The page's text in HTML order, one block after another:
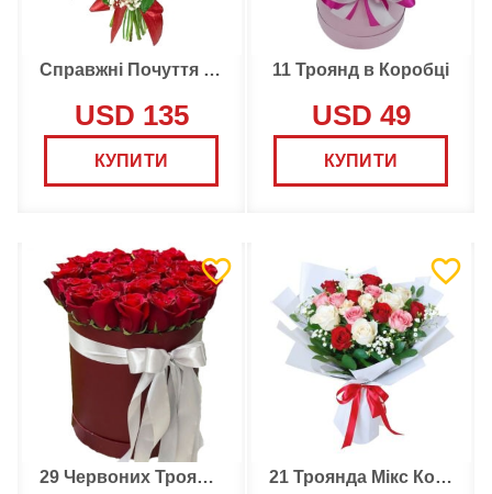
Справжні Почуття Букет
USD 135
КУПИТИ
11 Троянд в Коробці
USD 49
КУПИТИ
29 Червоних Троянд в Коробці 21 Троянда Мікс Кольори